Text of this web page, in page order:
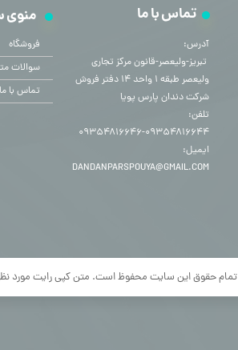
تمام حقوق این سایت محفوظ است. متن کپی رایت مورد نظر
منوی
فروشگاه
سوالات
تماس با ما
تماس با ما
آدرس:
​​​​​​​ تبریز-ولیعصر-قانون مرکز تجاری
ولیعصر طبقه ۱ واحد ۱۴ دفتر فروش
شرکت دندان پارس پویا
تلفن:
۰۹۳۵۴۸۱۶۶۴۴-۰۹۳۵۴۸۱۶۶۴۶
ایمیل:
DANDANPARSPOUYA@GMAIL.COM